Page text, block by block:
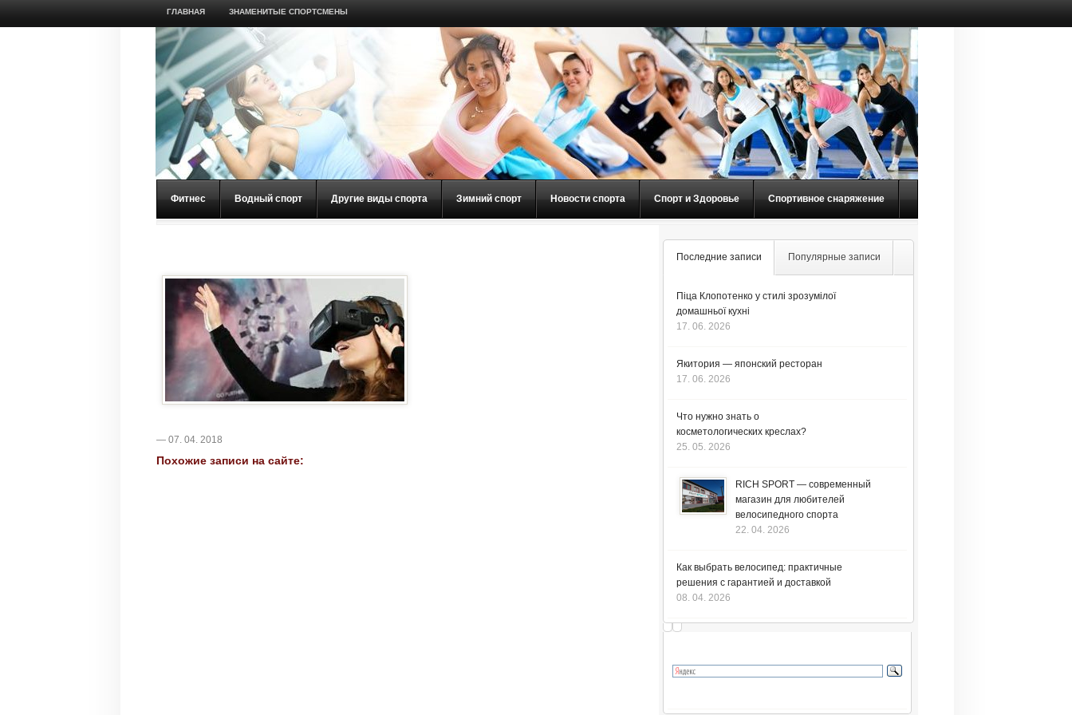
ГЛАВНАЯ ЗНАМЕНИТЫЕ СПОРТСМЕНЫ
Фитнес Водный спорт Другие виды спорта Зимний спорт Новости спорта Спорт и Здоровье Спортивное снаряжение
— 07. 04. 2018
Похожие записи на сайте:
Последние записи Популярные записи
Піца Клопотенко у стилі зрозумілої
домашньої кухні
17. 06. 2026
Якитория — японский ресторан
17. 06. 2026
Что нужно знать о
косметологических креслах?
25. 05. 2026
RICH SPORT — современный
магазин для любителей
велосипедного спорта
22. 04. 2026
Как выбрать велосипед: практичные
решения с гарантией и доставкой
08. 04. 2026